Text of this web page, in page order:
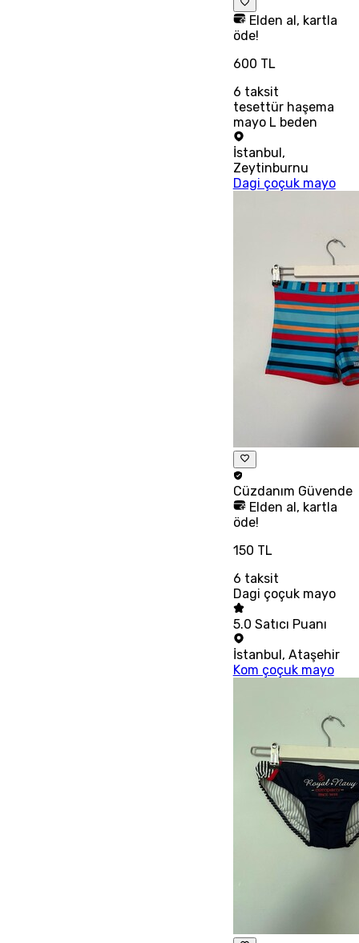
Elden al, kartla
öde!
600 TL
6 taksit
tesettür haşema
mayo L beden
İstanbul,
Zeytinburnu
Dagi çoçuk mayo
Cüzdanım Güvende
Elden al, kartla
öde!
150 TL
6 taksit
Dagi çoçuk mayo
5.0 Satıcı Puanı
İstanbul , Ataşehir
Kom çoçuk mayo